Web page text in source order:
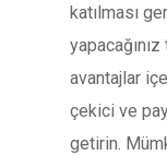
katılması
avantajlar
çekici ve
getirin.